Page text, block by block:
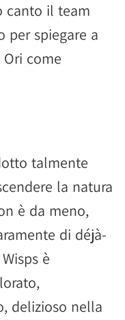
canto il team
per spiegare a
come
talmente
la natura
è da meno,
di déjà-
è
delizioso nella